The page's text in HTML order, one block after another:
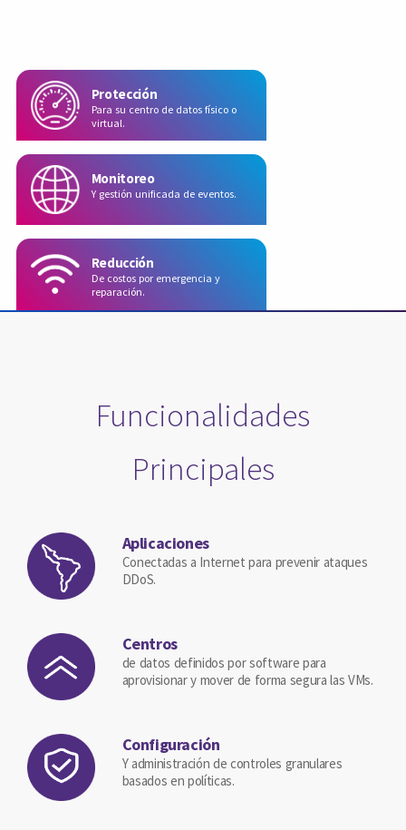
Protección
Para su centro de datos físico o
virtual.
Monitoreo
Y gestión unificada de eventos.
Reducción
De costos por emergencia y
reparación.
Funcionalidades
Principales
Aplicaciones
Conectadas a Internet para prevenir ataques
DDoS.
Centros
de datos definidos por software para
aprovisionar y mover de forma segura las VMs.
Configuración
Y administración de controles granulares
basados en políticas.